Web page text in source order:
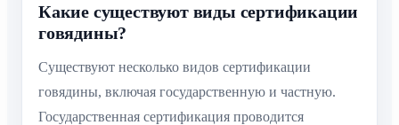
Какие существуют виды сертификации
говядины?
Существуют несколько видов сертификации
говядины, включая государственную и частную.
Государственная сертификация проводится